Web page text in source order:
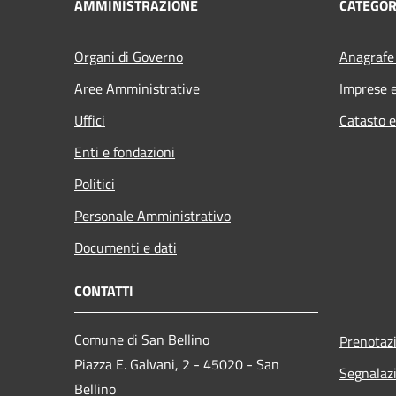
AMMINISTRAZIONE
Organi di Governo
Aree Amministrative
Uffici
Enti e fondazioni
Politici
Personale Amministrativo
Documenti e dati
Imprese
Catasto
CONTATTI
Comune di San Bellino
Piazza E. Galvani, 2 - 45020 - San
Bellino